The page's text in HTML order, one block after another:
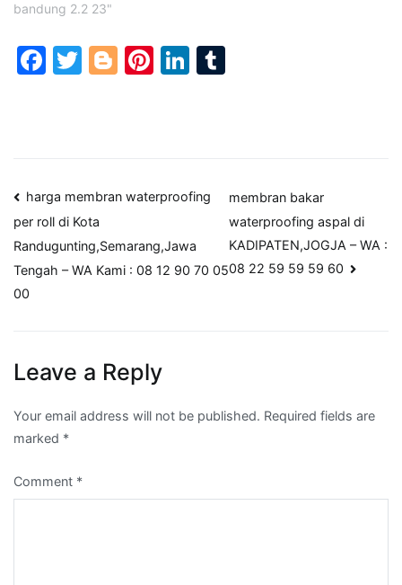
bandung 2.2 23"
Facebook
Twitter
Blogger
Pinterest
LinkedIn
Post
navigation
harga membran waterproofing
per roll di Kota
Randugunting,Semarang,Jawa
Tengah – WA Kami : 08 12 90 70 05
00
membran bakar
waterproofing aspal di
KADIPATEN,JOGJA – WA :
08 22 59 59 59 60
Leave a Reply
Your email address will not be published. Required fields are
marked *
Comment *